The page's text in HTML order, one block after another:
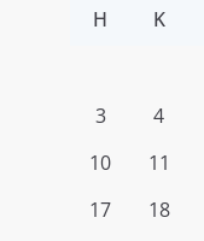
H
K
3
4
10
11
17
18